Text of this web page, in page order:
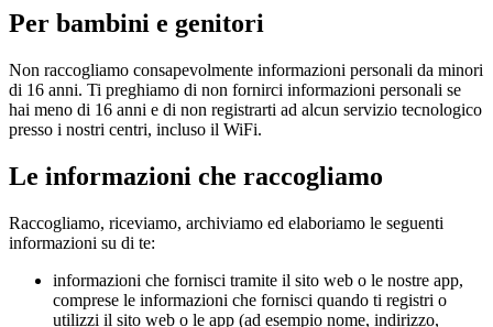
Per bambini e genitori
Non raccogliamo consapevolmente informazioni personali da minori
di 16 anni. Ti preghiamo di non fornirci informazioni personali se
hai meno di 16 anni e di non registrarti ad alcun servizio tecnologico
presso i nostri centri, incluso il WiFi.
Le informazioni che raccogliamo
Raccogliamo, riceviamo, archiviamo ed elaboriamo le seguenti
informazioni su di te:
informazioni che fornisci tramite il sito web o le nostre app,
comprese le informazioni che fornisci quando ti registri o
utilizzi il sito web o le app (ad esempio nome, indirizzo,